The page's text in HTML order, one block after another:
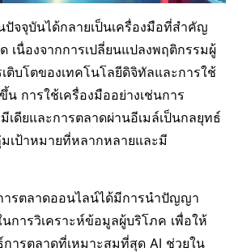
จจุบันได้กลายเป็นเครื่องมือที่สำคัญ
เนื่องจากการเปลี่ยนแปลงพฤติกรรมผู้
ติบโตของเทคโนโลยีดิจิทัลและการใช้
การใช้เครื่องมืออย่างเช่นการ
ดียและการตลาดผ่านอีเมล์เป็นกลยุทธ์
เป้าหมายที่หลากหลายและมี
รตลาดออนไลน์ได้มีการนำปัญญา
การวิเคราะห์ข้อมูลผู้บริโภค เพื่อให้
ารตลาดที่เหมาะสมที่สุด AI ช่วยใน